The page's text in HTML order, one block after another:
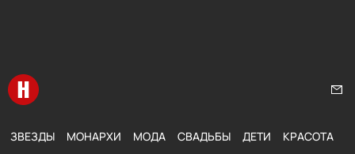
Перейти на главную
ЗВЕЗДЫ МОНАРХИ МОДА СВАДЬБЫ ДЕТИ КРАСОТА